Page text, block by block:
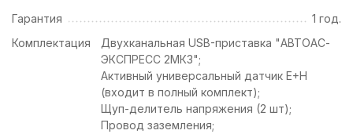
Гарантия
1 год.
Комплектация
Двухканальная USB-приставка "АВТОАС-
ЭКСПРЕСС 2МК3";
Активный универсальный датчик E+H
(входит в полный комплект);
Щуп-делитель напряжения (2 шт);
Провод заземления;